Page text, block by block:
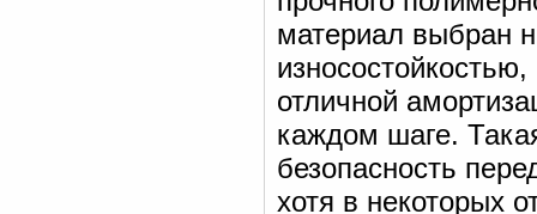
материал выбран
отличной
каждом шаге.
безопасность
хотя в некоторых